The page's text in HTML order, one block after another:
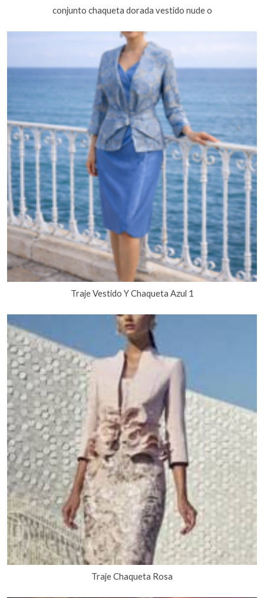
conjunto chaqueta dorada vestido nude o
Traje Vestido Y Chaqueta Azul 1
Traje Chaqueta Rosa